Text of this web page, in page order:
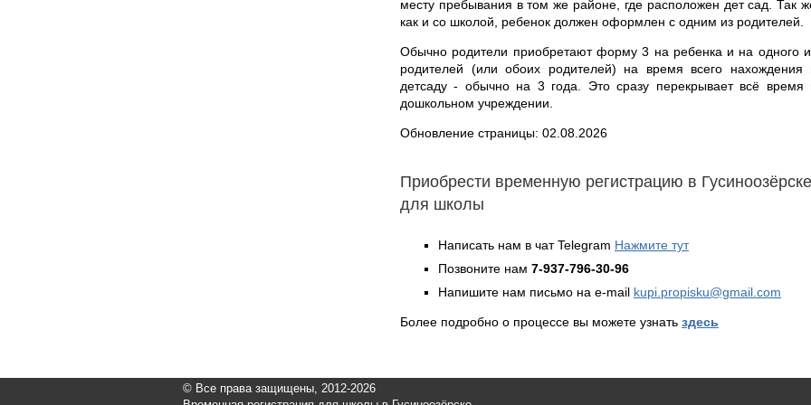
месту пребывания в том же районе, где расположен дет сад. Так
как и со школой, ребенок должен оформлен с одним из родителей.
Обычно родители приобретают форму 3 на ребенка и на одного
родителей (или обоих родителей) на время всего нахождения
детсаду - обычно на 3 года. Это сразу перекрывает всё время
дошкольном учреждении.
Обновление страницы: 02.08.2026
Приобрести временную регистрацию в Гусиноозёрске
для школы
Написать нам в чат Telegram Нажмите тут
Позвоните нам 7-937-796-30-96
Напишите нам письмо на e-mail kupi.propisku@gmail.com
Более подробно о процессе вы можете узнать здесь
© Все права защищены, 2012-2026